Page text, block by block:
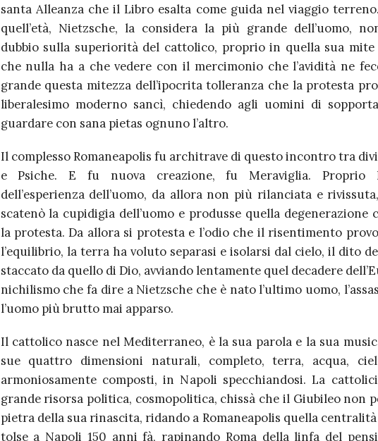
santa Alleanza che il Libro esalta come guida nel viaggio
quell’età, Nietzsche, la considera la più grande dell’uomo,
dubbio sulla superiorità del cattolico, proprio in quella sua mite
che nulla ha a che vedere con il mercimonio che l’avidità ne
grande questa mitezza dell’ipocrita tolleranza che la protesta
liberalesimo moderno sancì, chiedendo agli uomini di
guardare con sana pietas ognuno l’altro.
Il complesso Romaneapolis fu architrave di questo incontro tra
e Psiche. E fu nuova creazione, fu Meraviglia. Proprio
dell’esperienza dell’uomo, da allora non più rilanciata e
scatenò la cupidigia dell’uomo e produsse quella degenerazione
la protesta. Da allora si protesta e l’odio che il risentimento
l’equilibrio, la terra ha voluto separasi e isolarsi dal cielo, il dito
staccato da quello di Dio, avviando lentamente quel decadere
nichilismo che fa dire a Nietzsche che è nato l’ultimo uomo,
l’uomo più brutto mai apparso.
Il cattolico nasce nel Mediterraneo, è la sua parola e la sua
sue quattro dimensioni naturali, completo, terra, acqua,
armoniosamente composti, in Napoli specchiandosi. La
grande risorsa politica, cosmopolitica, chissà che il Giubileo non
pietra della sua rinascita, ridando a Romaneapolis quella
tolse a Napoli 150 anni fà, rapinando Roma della linfa del